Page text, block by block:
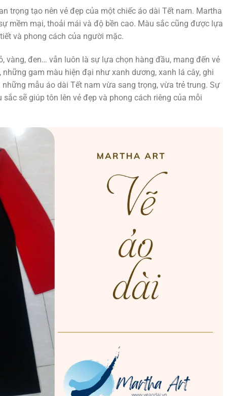
trọng tạo nên vẻ đẹp của một chiếc áo dài Tết nam. Martha
mềm mại, thoải mái và độ bền cao. Màu sắc cũng được lựa
và phong cách của người mặc.
vàng, đen… vẫn luôn là sự lựa chọn hàng đầu, mang đến vẻ
gam màu hiện đại như xanh dương, xanh lá cây, ghi
mẫu áo dài Tết nam vừa sang trọng, vừa trẻ trung. Sự
sẽ giúp tôn lên vẻ đẹp và phong cách riêng của mỗi